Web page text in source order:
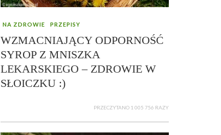
NA ZDROWIE PRZEPISY
WZMACNIAJĄCY ODPORNOŚĆ
SYROP Z MNISZKA
LEKARSKIEGO – ZDROWIE W
SŁOICZKU :)
PRZECZYTANO 1 005 756 RAZY